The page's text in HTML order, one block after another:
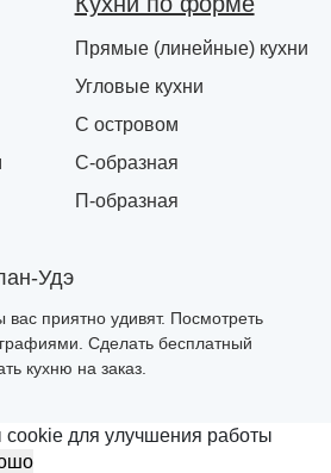
Удэ
приятно удивят. Посмотреть
Сделать бесплатный
кухню на заказ.
Прямые (линейные) кухни
Угловые кухни
С островом
С-образная
П-образная
для улучшения работы